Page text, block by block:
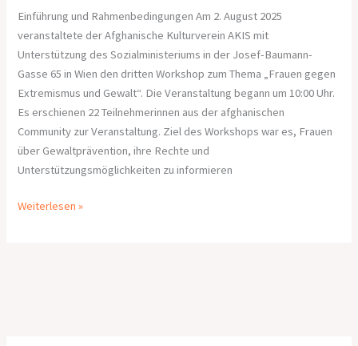
Einführung und Rahmenbedingungen Am 2. August 2025
veranstaltete der Afghanische Kulturverein AKIS mit
Unterstützung des Sozialministeriums in der Josef-Baumann-
Gasse 65 in Wien den dritten Workshop zum Thema „Frauen gegen
Extremismus und Gewalt“. Die Veranstaltung begann um 10:00 Uhr.
Es erschienen 22 Teilnehmerinnen aus der afghanischen
Community zur Veranstaltung. Ziel des Workshops war es, Frauen
über Gewaltprävention, ihre Rechte und
Unterstützungsmöglichkeiten zu informieren
Weiterlesen »